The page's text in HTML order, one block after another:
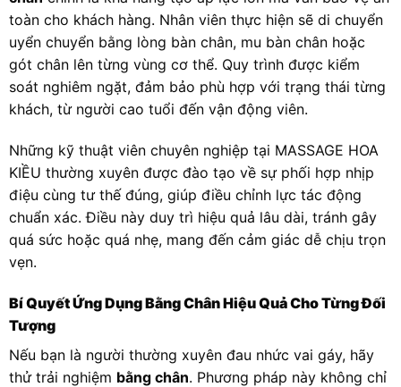
toàn cho khách hàng. Nhân viên thực hiện sẽ di chuyển
uyển chuyển bằng lòng bàn chân, mu bàn chân hoặc
gót chân lên từng vùng cơ thể. Quy trình được kiểm
soát nghiêm ngặt, đảm bảo phù hợp với trạng thái từng
khách, từ người cao tuổi đến vận động viên.
Những kỹ thuật viên chuyên nghiệp tại MASSAGE HOA
KIỀU thường xuyên được đào tạo về sự phối hợp nhịp
điệu cùng tư thế đúng, giúp điều chỉnh lực tác động
chuẩn xác. Điều này duy trì hiệu quả lâu dài, tránh gây
quá sức hoặc quá nhẹ, mang đến cảm giác dễ chịu trọn
vẹn.
Bí Quyết Ứng Dụng Bằng Chân Hiệu Quả Cho Từng Đối
Tượng
Nếu bạn là người thường xuyên đau nhức vai gáy, hãy
thử trải nghiệm bằng chân. Phương pháp này không chỉ